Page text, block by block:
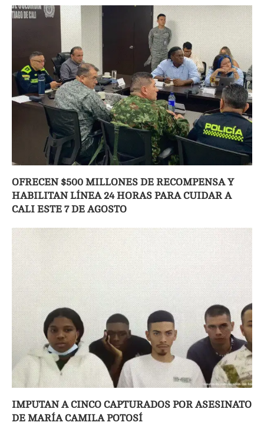
OFRECEN $500 MILLONES DE RECOMPENSA Y
HABILITAN LÍNEA 24 HORAS PARA CUIDAR A
CALI ESTE 7 DE AGOSTO
IMPUTAN A CINCO CAPTURADOS POR ASESINATO
DE MARÍA CAMILA POTOSÍ